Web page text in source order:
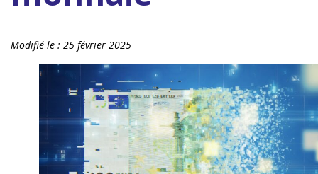
Modifié le : 25 février 2025